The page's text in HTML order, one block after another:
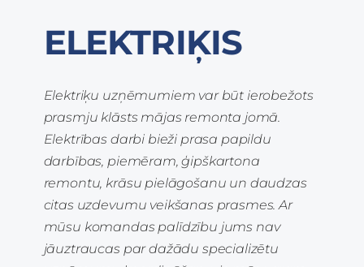
ELEKTRIĶIS
Elektriķu uzņēmumiem var būt ierobežots
prasmju klāsts mājas remonta jomā.
Elektrības darbi bieži prasa papildu
darbības, piemēram, ģipškartona
remontu, krāsu pielāgošanu un daudzas
citas uzdevumu veikšanas prasmes. Ar
mūsu komandas palīdzību jums nav
jāuztraucas par dažādu specializētu